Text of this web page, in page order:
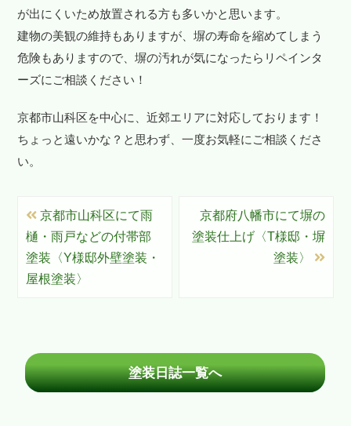
が出にくいため放置される方も多いかと思います。
建物の美観の維持もありますが、塀の寿命を縮めてしまう
危険もありますので、塀の汚れが気になったらリペインタ
ーズにご相談ください！
京都市山科区を中心に、近郊エリアに対応しております！
ちょっと遠いかな？と思わず、一度お気軽にご相談くださ
い。
京都市山科区にて雨
樋・雨戸などの付帯部
塗装〈Y様邸外壁塗装・
屋根塗装〉
京都府八幡市にて塀の
塗装仕上げ〈T様邸・塀
塗装〉
塗装日誌一覧へ